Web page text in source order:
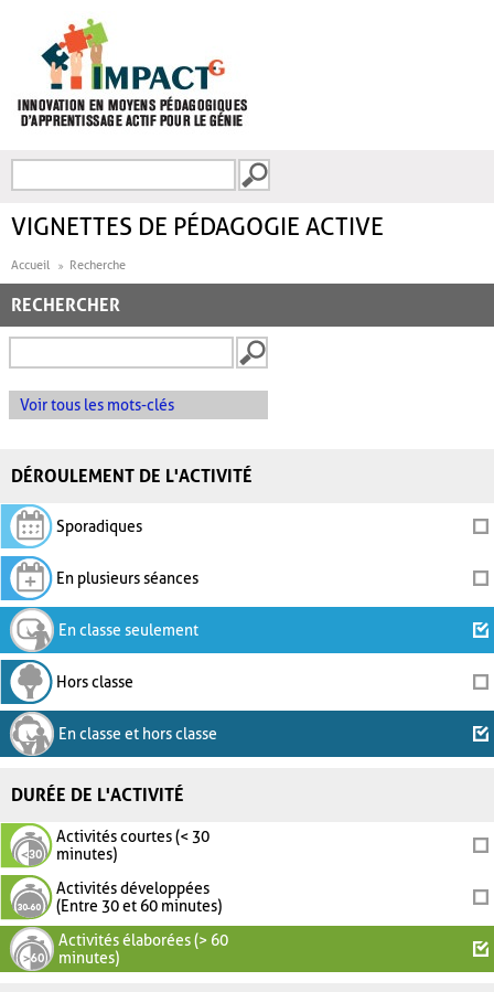
FORMULAIRE DE
VIGNETTES DE PÉDAGOGIE ACTIVE
Accueil Recherche
RECHERCHER
Voir tous les mots-clés
DÉROULEMENT DE L'ACTIVITÉ
Sporadiques
En plusieurs séances
En classe seulement
Hors classe
En classe et hors classe
DURÉE DE L'ACTIVITÉ
Activités courtes (< 30
minutes)
Activités développées
(Entre 30 et 60 minutes)
Activités élaborées (> 60
minutes)